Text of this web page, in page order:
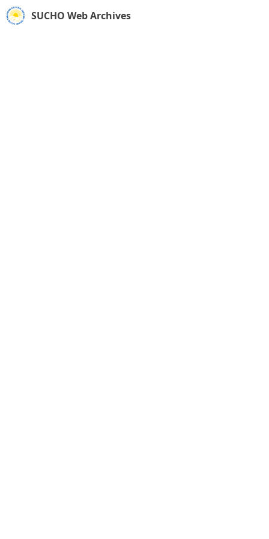
SUCHO Web Archives